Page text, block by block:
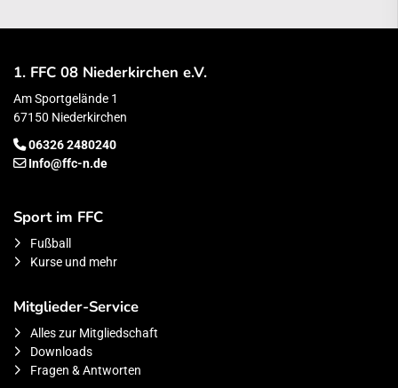
1. FFC 08 Niederkirchen e.V.
Am Sportgelände 1
67150 Niederkirchen
06326 2480240
Info@ffc-n.de
Sport im FFC
Fußball
Kurse und mehr
Mitglieder-Service
Alles zur Mitgliedschaft
Downloads
Fragen & Antworten